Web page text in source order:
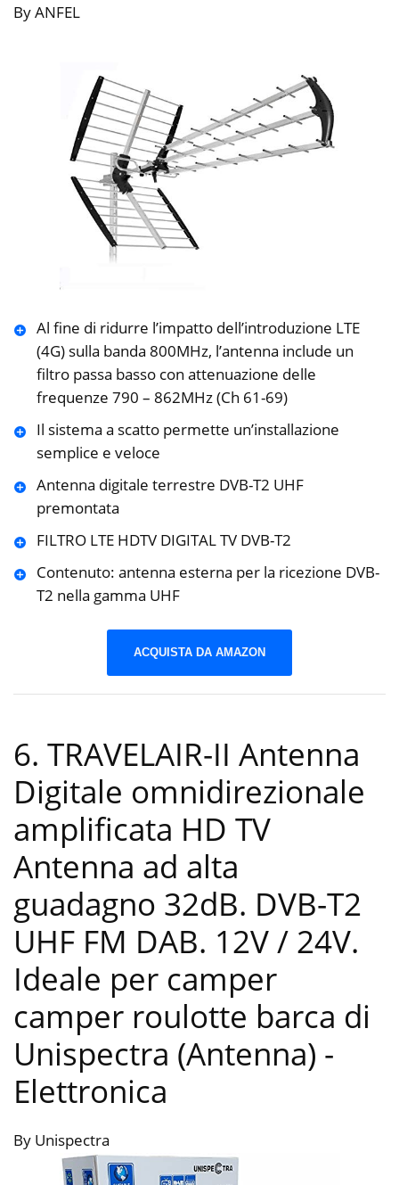
By ANFEL
Al fine di ridurre l’impatto dell’introduzione LTE
(4G) sulla banda 800MHz, l’antenna include un
filtro passa basso con attenuazione delle
frequenze 790 – 862MHz (Ch 61-69)
Il sistema a scatto permette un’installazione
semplice e veloce
Antenna digitale terrestre DVB-T2 UHF
premontata
FILTRO LTE HDTV DIGITAL TV DVB-T2
Contenuto: antenna esterna per la ricezione DVB-
T2 nella gamma UHF
ACQUISTA DA AMAZON
6. TRAVELAIR-II Antenna
Digitale omnidirezionale
amplificata HD TV
Antenna ad alta
guadagno 32dB. DVB-T2
UHF FM DAB. 12V / 24V.
Ideale per camper
camper roulotte barca di
Unispectra (Antenna) -
Elettronica
By Unispectra